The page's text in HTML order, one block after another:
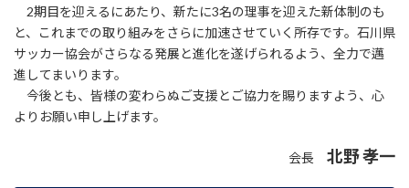
2期目を迎えるにあたり、新たに3名の理事を迎えた新体制のも
と、これまでの取り組みをさらに加速させていく所存です。石川県
サッカー協会がさらなる発展と進化を遂げられるよう、全力で邁
進してまいります。
今後とも、皆様の変わらぬご支援とご協力を賜りますよう、心
よりお願い申し上げます。
会長 北野 孝一